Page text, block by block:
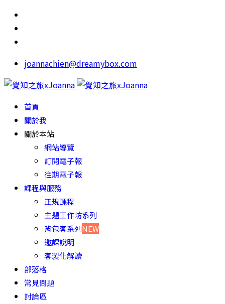
joannachien@dreamybox.com
首頁
關於我
關於本站
網站導覽
訂閱電子報
往期電子報
課程與服務
正規課程
主題工作坊系列
背包客系列NEW
邀課說明
客製化解讀
部落格
常見問題
討論區